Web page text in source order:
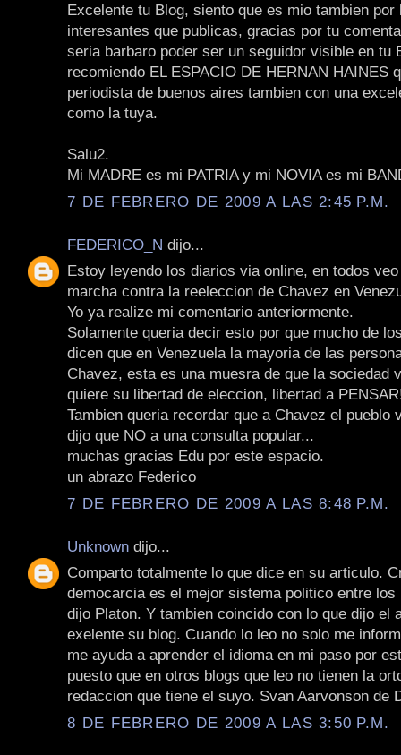
Excelente tu Blog, siento que es mio tambien por
interesantes que publicas, gracias por tu
seria barbaro poder ser un seguidor visible en tu
recomiendo EL ESPACIO DE HERNAN HAINES
periodista de buenos aires tambien con una
como la tuya.
Salu2.
Mi MADRE es mi PATRIA y mi NOVIA es mi
7 DE FEBRERO DE 2009 A LAS 2:45 P.M.
FEDERICO_N dijo...
Estoy leyendo los diarios via online, en todos
marcha contra la reeleccion de Chavez en
Yo ya realize mi comentario anteriormente.
Solamente queria decir esto por que mucho de
dicen que en Venezuela la mayoria de las
Chavez, esta es una muesra de que la sociedad
quiere su libertad de eleccion, libertad a
Tambien queria recordar que a Chavez el pueblo
dijo que NO a una consulta popular...
muchas gracias Edu por este espacio.
un abrazo Federico
7 DE FEBRERO DE 2009 A LAS 8:48 P.M.
Unknown dijo...
Comparto totalmente lo que dice en su articulo.
democarcia es el mejor sistema politico entre los
dijo Platon. Y tambien coincido con lo que dijo el
exelente su blog. Cuando lo leo no solo me
me ayuda a aprender el idioma en mi paso por
puesto que en otros blogs que leo no tienen la
redaccion que tiene el suyo. Svan Aarvonson de
8 DE FEBRERO DE 2009 A LAS 3:50 P.M.